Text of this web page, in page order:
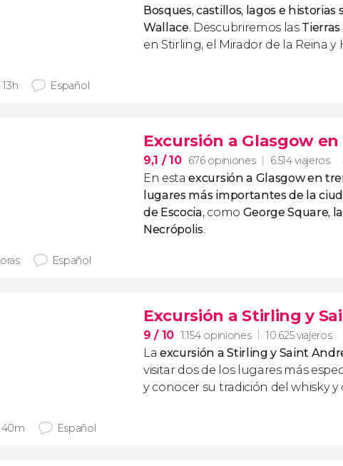
Bosques, castillos, lagos e historias
Wallace. Descubriremos lasTierras
en Stirling, el Mirador de la Reina y
13h Español
Excursión a Glasgow
9,1 / 10 676 opiniones 6.514 viajeros
En estaexcursión a Glasgow en
lugares más importantes de la
de Escocia, como George Square,
Necrópolis.
Español
Excursión a Stirling y
9/ 10 1.154 opiniones 10.625 viajeros
Laexcursión a Stirling y Saint
visitar dos de los lugares más
y conocer su tradición del whisky y
40m Español